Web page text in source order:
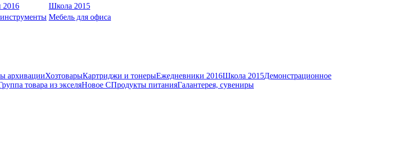
2016
Школа 2015
Мебель для офиса
архивацииХозтоварыКартриджи и тонерыЕжедневники 2016Школа 2015Демонстрационное
товара из экселяНовое СПродукты питанияГалантерея, сувениры